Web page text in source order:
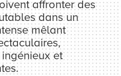
affronter des
dans un
mêlant
et